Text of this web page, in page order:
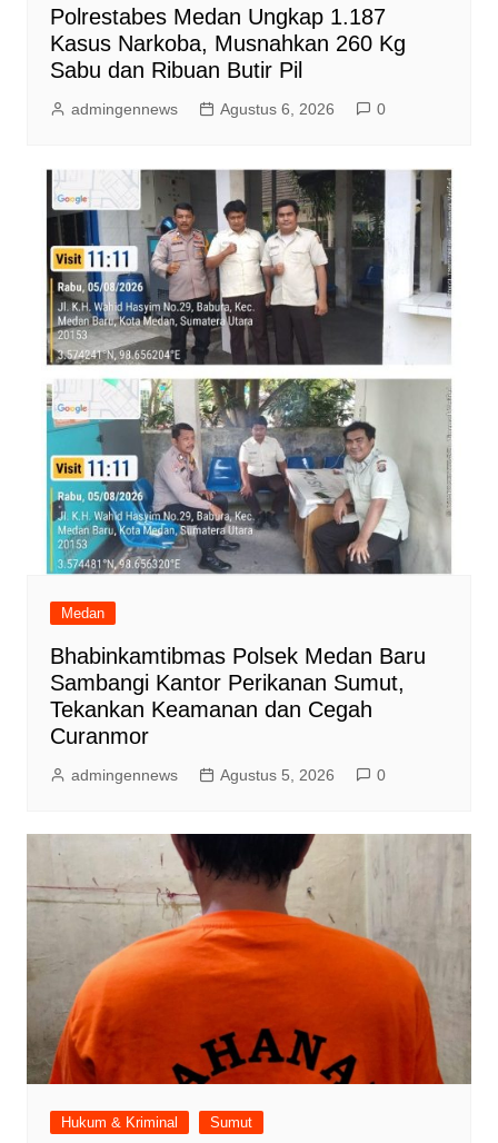
Polrestabes Medan Ungkap 1.187
Kasus Narkoba, Musnahkan 260 Kg
Sabu dan Ribuan Butir Pil
admingennews Agustus 6, 2026 0
Medan
Bhabinkamtibmas Polsek Medan Baru
Sambangi Kantor Perikanan Sumut,
Tekankan Keamanan dan Cegah
Curanmor
admingennews Agustus 5, 2026 0
Hukum & Kriminal Sumut